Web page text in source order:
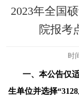
2023年全国
院报考
时
一、 本公告仅
生单位并选择